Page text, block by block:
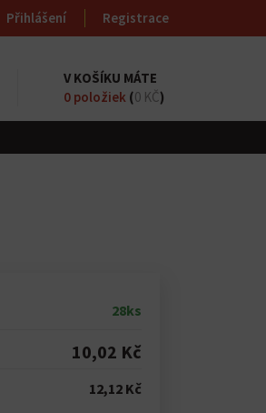
Přihlášení Registrace
V KOŠÍKU MÁTE
0 položiek (0 KČ)
28ks
10,02 Kč
12,12 Kč